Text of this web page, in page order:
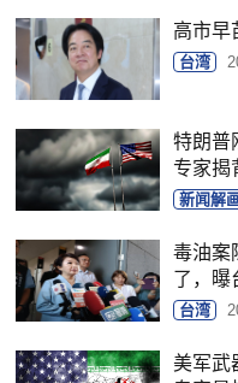
高市早
台湾
特朗普
专家揭
新闻解
毒油案
了，曝
台湾
美军武